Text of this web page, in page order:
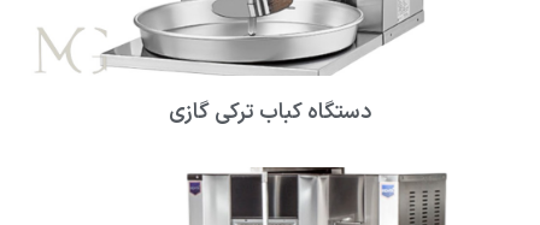
دستگاه کباب ترکی گازی